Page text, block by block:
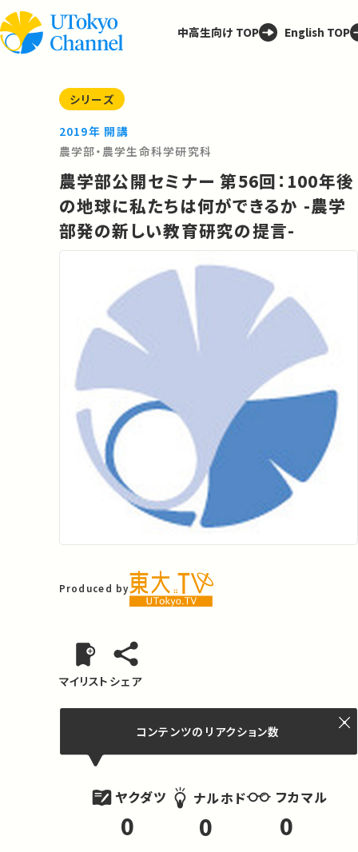
中高生向け TOP English TOP
シリーズ
2019年 開講
農学部・農学生命科学研究科
農学部公開セミナー 第56回：100年後
の地球に私たちは何ができるか -農学
部発の新しい教育研究の提言-
Produced by
マイリスト シェア
コンテンツの リアクション数
ヤクダツ
0
ナルホド
0
フカマル
0